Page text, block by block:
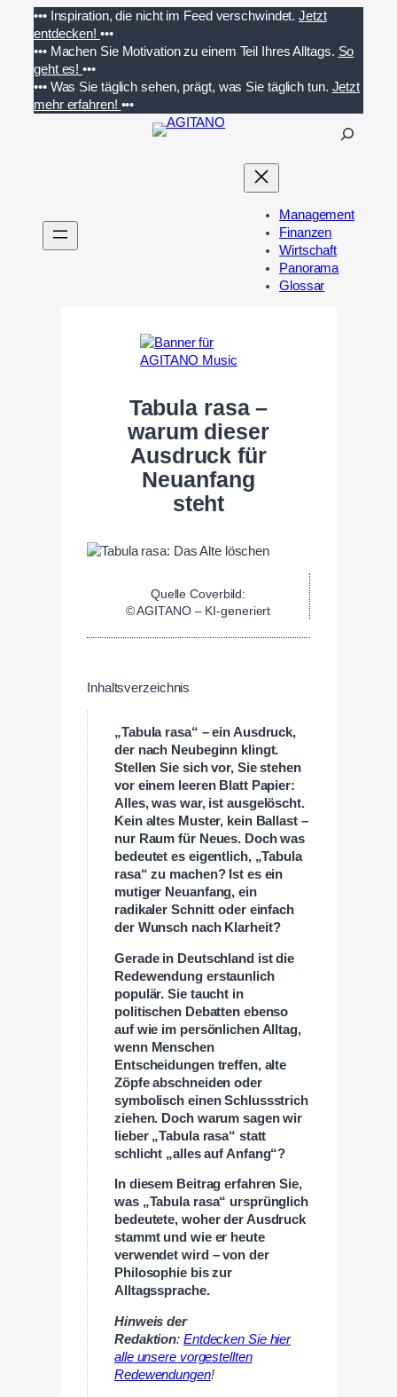
Inhalt
springen
••• Inspiration, die nicht im Feed verschwindet. Jetzt
entdecken! •••
••• Machen Sie Motivation zu einem Teil Ihres Alltags. So
geht es!•••
••• Was Sie täglich sehen, prägt, was Sie täglich tun. Jetzt
mehr erfahren! •••
n
Management
Finanzen
Wirtschaft
Panorama
Glossar
Tabula rasa –
warum dieser
Ausdruck für
Neuanfang
steht
Quelle Coverbild:
© AGITANO – KI-generiert
Inhaltsverzeichnis
„Tabula rasa“ – ein Ausdruck,
der nach Neubeginn klingt.
Stellen Sie sich vor, Sie stehen
vor einem leeren Blatt Papier:
Alles, was war, ist ausgelöscht.
Kein altes Muster, kein Ballast –
nur Raum für Neues. Doch was
bedeutet es eigentlich, „Tabula
rasa“ zu machen? Ist es ein
mutiger Neuanfang, ein
radikaler Schnitt oder einfach
der Wunsch nach Klarheit?
Gerade in Deutschland ist die
Redewendung erstaunlich
populär. Sie taucht in
politischen Debatten ebenso
auf wie im persönlichen Alltag,
wenn Menschen
Entscheidungen treffen, alte
Zöpfe abschneiden oder
symbolisch einen Schlussstrich
ziehen. Doch warum sagen wir
lieber „Tabula rasa“ statt
schlicht „alles auf Anfang“?
In diesem Beitrag erfahren Sie,
was „Tabula rasa“ ursprünglich
bedeutete, woher der Ausdruck
stammt und wie er heute
verwendet wird – von der
Philosophie bis zur
Alltagssprache.
Hinweis der
Redaktion: Entdecken Sie hier
alle unsere vorgestellten
Redewendungen!